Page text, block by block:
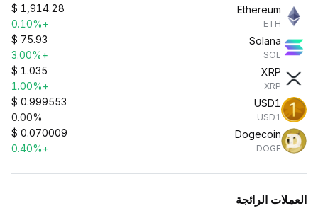
Ethereum
ETH
$ 1,914.28
+0.10%
Solana
SOL
$ 75.93
+3.00%
XRP
XRP
$ 1.035
+1.00%
USD1
USD1
$ 0.999553
0.00%
Dogecoin
DOGE
$ 0.070009
+0.40%
العملات الرائجة